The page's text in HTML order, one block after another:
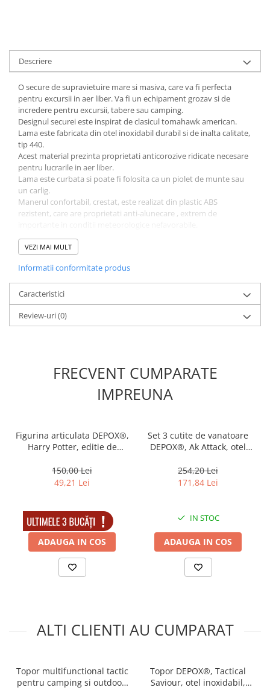
Descriere
O secure de supravietuire mare si masiva, care va fi perfecta
pentru excursii in aer liber. Va fi un echipament grozav si de
incredere pentru excursii, tabere sau camping.
Designul securei este inspirat de clasicul tomahawk american.
Lama este fabricata din otel inoxidabil durabil si de inalta calitate,
tip 440.
Acest material prezinta proprietati anticorozive ridicate necesare
pentru lucrarile in aer liber.
Lama este curbata si poate fi folosita ca un piolet de munte sau
un carlig.
Manerul confortabil, crestat, este realizat din plastic ABS
rezistent, care are proprietati anti-alunecare , extrem de
efectuarea balansarilor si leaganelor.
pantalonilor. Husa este din Cordura.
Este un articol excelent pentru orice fan de supravietuire si
bushcraft.
Date tehnice:
Lungime totala: 41 cm
Lungimea lamei: 10,5 cm
Material maner: plastic ABS
VEZI MAI MULT
Informatii conformitate produs
Caracteristici
Review-uri(0)
FRECVENT CUMPARATE
IMPREUNA
Figurina articulata DEPOX®,
Harry Potter, editie de
150,00 Lei
49,21 Lei
IN STOC
ADAUGA IN COS
Set 3 cutite de vanatoare
DEPOX®, Ak Attack, otel
inclusa
254,20 Lei
171,84 Lei
IN STOC
ADAUGA IN COS
ALTI CLIENTI AU CUMPARAT
Topor multifunctional tactic
pentru camping si outdoor,
Topor DEPOX®, Tactical
Saviour, otel inoxidabil,